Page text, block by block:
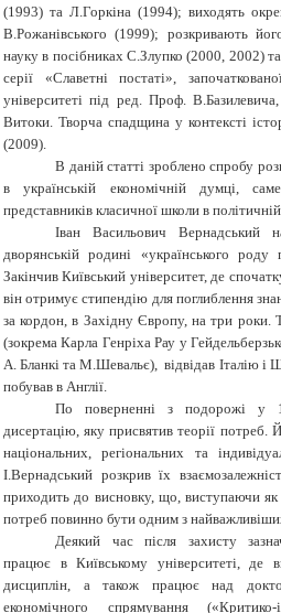
(1993) та Л.Горкіна (1994); виходять
В.Рожанівського (1999); розкривають
науку в посібниках С.Злупко (2000, 2002)
серії «Славетні постаті»,
університеті під ред. Проф.
Витоки. Творча спадщина у контексті
(2009).
В даній статті зроблено спробу
в українській економічній думці,
представників класичної школи в
Іван Васильович
дворянській родині «українського
Закінчив Київський університет, де
він отримує стипендію для поглиблення
за кордон, в Західну Європу, на три роки.
(зокрема Карла Генріха Рау у
А. Бланкі та М.Шевальє), відвідав Італію і
побував в Англії.
По поверненні з подорожі у
дисертацію, яку присвятив теорії потреб.
національних, регіональних та
І.Вернадський розкрив їх
приходить до висновку, що, виступаючи
потреб повинно бути одним з
Деякий час після захисту
працює в Київському університеті, де
дисциплін, а також працює над
економічного спрямування